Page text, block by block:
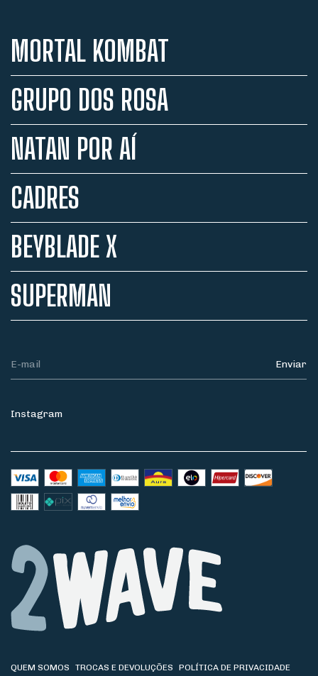
MORTAL KOMBAT
GRUPO DOS ROSA
NATAN POR AÍ
CADRES
BEYBLADE X
SUPERMAN
Instagram
QUEM SOMOS TROCAS E DEVOLUÇÕES POLÍTICA DE PRIVACIDADE